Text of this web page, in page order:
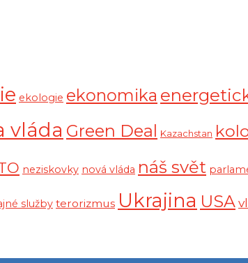
ekologie ekonomika
vláda Green Deal Kazachstan
neziskovky nová vláda náš svět
služby terorizmus Ukrajina USA